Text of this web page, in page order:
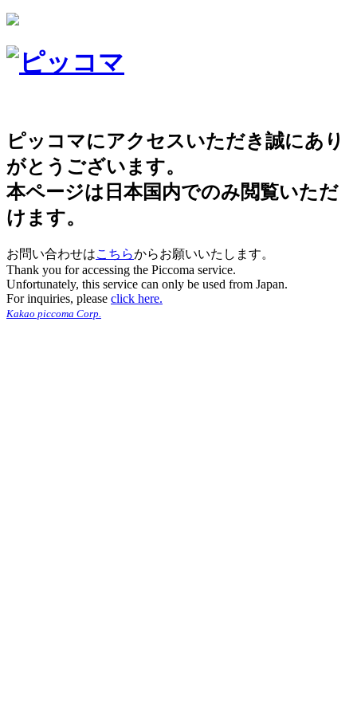
ピッコマにアクセスいただき誠にあり
がとうございます。
本ページは日本国内でのみ閲覧いただ
けます。
お問い合わせはこちらからお願いいたします。
Thank you for accessing the Piccoma service.
Unfortunately, this service can only be used from Japan.
For inquiries, please click here.
Kakao piccoma Corp.